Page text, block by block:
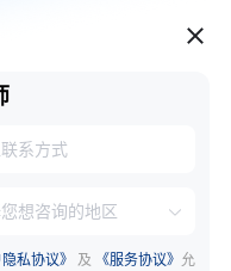
服务推荐
隐私协议》 及 《服务协议》 允